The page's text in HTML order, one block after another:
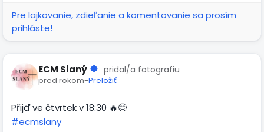
Pre lajkovanie, zdieľanie a komentovanie sa prosím
prihláste!
ECM Slaný pridal/a fotografiu
pred rokom-Preložiť
Přijď ve čtvrtek v 18:30 🔥😊
#ecmslany